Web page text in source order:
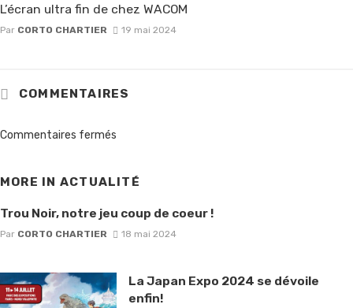
L’écran ultra fin de chez WACOM
Par CORTO CHARTIER 19 mai 2024
COMMENTAIRES
Commentaires fermés
MORE IN ACTUALITÉ
Trou Noir, notre jeu coup de coeur !
Par CORTO CHARTIER 18 mai 2024
La Japan Expo 2024 se dévoile
enfin!